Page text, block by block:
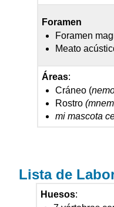
Foramen
Foramen
Meato
Áreas:
Cráneo (
Rostro
mi mascota
Lista de
Huesos: